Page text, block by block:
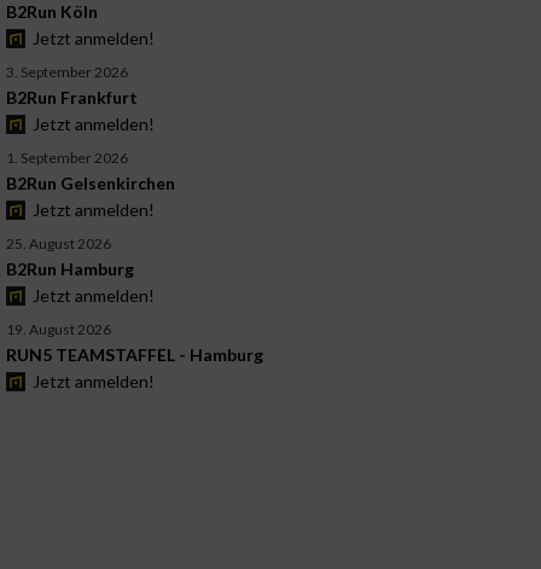
B2Run Köln
Jetzt anmelden!
3. September 2026
B2Run Frankfurt
Jetzt anmelden!
1. September 2026
B2Run Gelsenkirchen
Jetzt anmelden!
25. August 2026
B2Run Hamburg
Jetzt anmelden!
19. August 2026
RUN5 TEAMSTAFFEL - Hamburg
Jetzt anmelden!